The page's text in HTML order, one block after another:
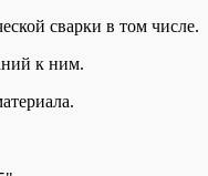
сварки в том числе.
к ним.